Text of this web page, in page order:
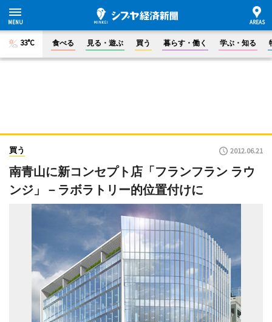
33°C 食べる 見る・遊ぶ 買う 暮らす・働く 学ぶ・知る
買う 2012.06.21
南青山に新コンセプト店「フランフラン ラウ
ンジ」－ラボラトリー的位置付けに